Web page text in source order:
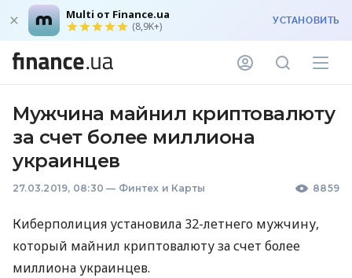
Multi от Finance.ua
(8,9K+) УСТАНОВИТЬ
Мужчина майнил криптовалюту
за счет более миллиона
украинцев
27.03.2019, 08:30 — Финтех и Карты 8859
Киберполиция установила 32-летнего мужчину,
который майнил криптовалюту за счет более
миллиона украинцев.